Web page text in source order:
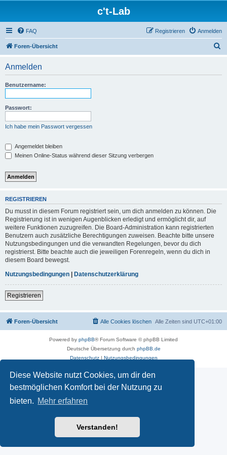
Diese Website nutzt Cookies, um dir den
bestmöglichen Komfort bei der Nutzung zu
bieten. Mehr erfahren
Verstanden!
c't-Lab
FAQ Anmelden
Registrieren
Foren-Übersicht
Anmelden
Benutzername:
Passwort:
Ich habe mein Passwort vergessen
Angemeldet bleiben
Meinen Online-Status während dieser Sitzung verbergen
REGISTRIEREN
Du musst in diesem Forum registriert sein, um dich anmelden zu können. Die
Registrierung ist in wenigen Augenblicken erledigt und ermöglicht dir, auf
weitere Funktionen zuzugreifen. Die Board-Administration kann registrierten
Benutzern auch zusätzliche Berechtigungen zuweisen. Beachte bitte unsere
Nutzungsbedingungen und die verwandten Regelungen, bevor du dich
registrierst. Bitte beachte auch die jeweiligen Forenregeln, wenn du dich in
diesem Board bewegst.
Nutzungsbedingungen | Datenschutzerklärung
Registrieren
Foren-Übersicht Alle Zeiten sind UTC+01:00
Alle Cookies löschen
Powered by phpBB® Forum Software © phpBB Limited
Deutsche Übersetzung durch phpBB.de
Datenschutz| Nutzungsbedingungen